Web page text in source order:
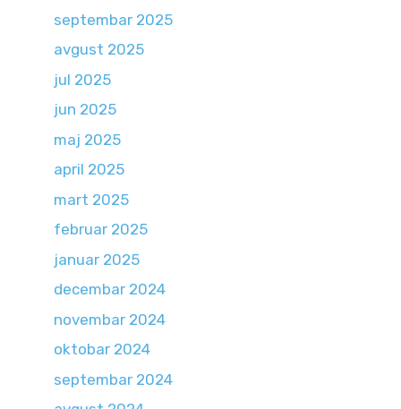
septembar 2025
avgust 2025
jul 2025
jun 2025
maj 2025
april 2025
mart 2025
februar 2025
januar 2025
decembar 2024
novembar 2024
oktobar 2024
septembar 2024